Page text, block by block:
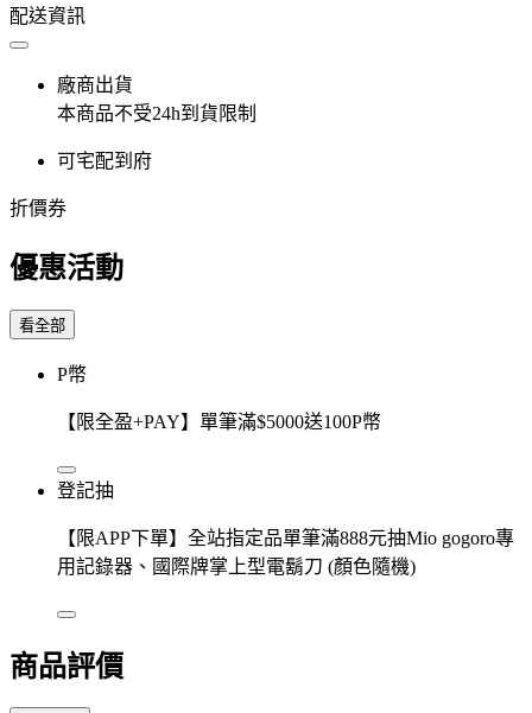
配送資訊
廠商出貨
本商品不受24h到貨限制
可宅配到府
折價券
優惠活動
看全部
P幣
【限全盈+PAY】單筆滿$5000送100P幣
登記抽
【限APP下單】全站指定品單筆滿888元抽Mio gogoro專
用記錄器、國際牌掌上型電鬍刀 (顏色隨機)
商品評價